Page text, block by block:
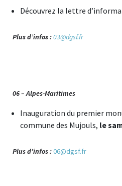
Découvrez la lettre
Plus d’infos :03@dgsf.fr
06 – Alpes-Maritimes
Inauguration du premier
commune des Mujouls, le
Plus d’infos :06@dgsf.fr